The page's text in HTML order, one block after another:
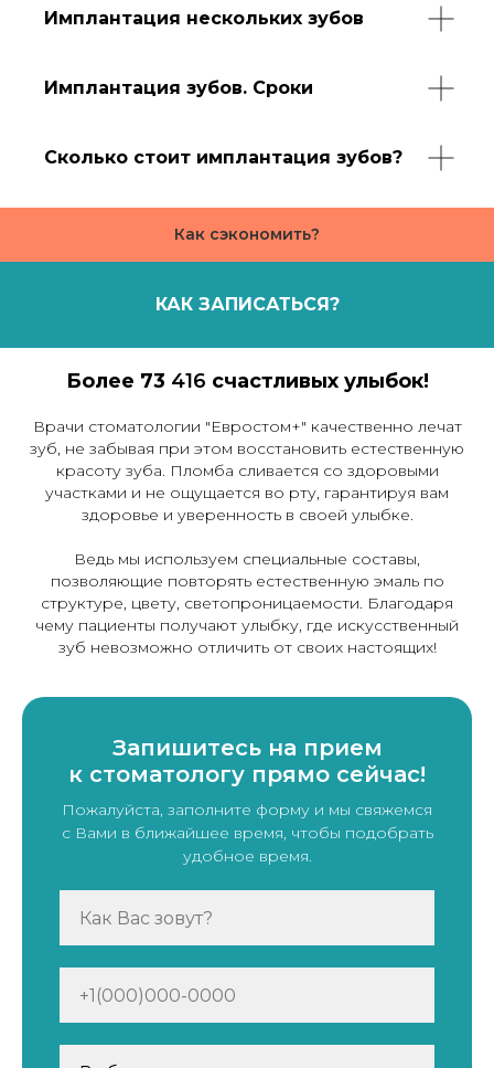
Имплантация нескольких зубов
Имплантация зубов. Сроки
Сколько стоит имплантация зубов?
Как сэкономить?
КАК ЗАПИСАТЬСЯ?
Более 73 416 счастливых улыбок!
Врачи стоматологии "Евростом+" качественно лечат
зуб, не забывая при этом восстановить естественную
красоту зуба. Пломба сливается со здоровыми
участками и не ощущается во рту, гарантируя вам
здоровье и уверенность в своей улыбке.
Ведь мы используем специальные составы,
позволяющие повторять естественную эмаль по
структуре, цвету, светопроницаемости. Благодаря
чему пациенты получают улыбку, где искусственный
зуб невозможно отличить от своих настоящих!
Запишитесь на прием
к стоматологу прямо сейчас!
Пожалуйста, заполните форму и мы свяжемся
с Вами в ближайшее время, чтобы подобрать
удобное время.